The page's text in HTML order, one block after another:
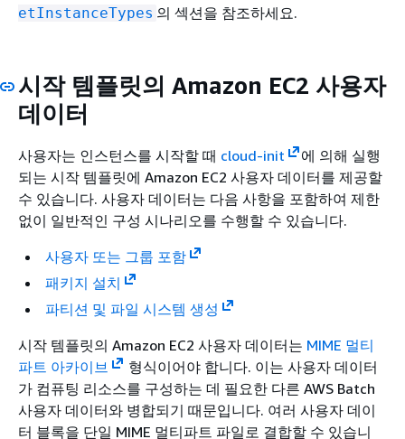
etInstanceTypes 의 섹션을 참조하세요.
시작 템플릿의 Amazon EC2 사용자
데이터
사용자는 인스턴스를 시작할 때 cloud-init
에 의해 실행
되는 시작 템플릿에 Amazon EC2 사용자 데이터를 제공할
수 있습니다. 사용자 데이터는 다음 사항을 포함하여 제한
없이 일반적인 구성 시나리오를 수행할 수 있습니다.
사용자 또는 그룹 포함
패키지 설치
파티션 및 파일 시스템 생성
시작 템플릿의 Amazon EC2 사용자 데이터는 MIME 멀티
파트 아카이브
형식이어야 합니다. 이는 사용자 데이터
가 컴퓨팅 리소스를 구성하는 데 필요한 다른 AWS Batch
사용자 데이터와 병합되기 때문입니다. 여러 사용자 데이
터 블록을 단일 MIME 멀티파트 파일로 결합할 수 있습니